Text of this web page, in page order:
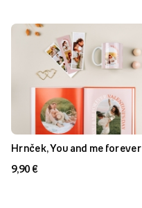
Hrnček, You and me forever
9,90 €